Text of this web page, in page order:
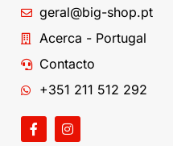
geral@big-shop.pt
Acerca - Portugal
Contacto
+351 211 512 292